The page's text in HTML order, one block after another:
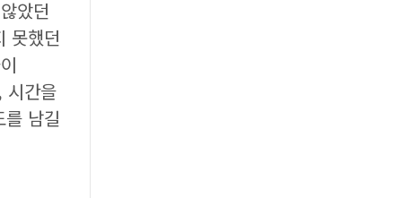
았던
못했던
시간을
남길